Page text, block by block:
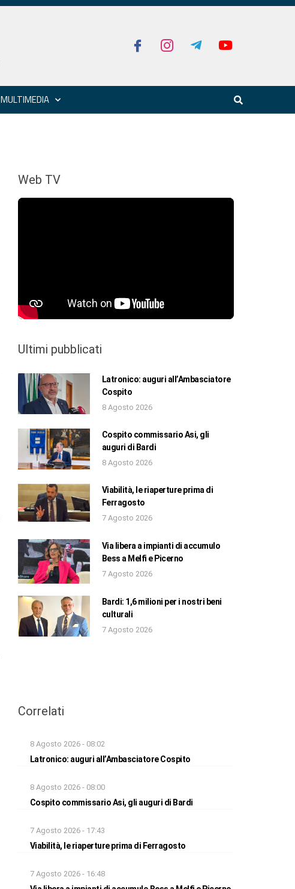
MULTIMEDIA
Web TV
Ultimi pubblicati
Latronico: auguri all’Ambasciatore
Cospito
8 Agosto 2026
Cospito commissario Asi, gli
auguri di Bardi
8 Agosto 2026
Viabilità, le riaperture prima di
Ferragosto
7 Agosto 2026
Via libera a impianti di accumulo
Bess a Melfi e Picerno
7 Agosto 2026
Bardi: 1,6 milioni per i nostri beni
culturali
7 Agosto 2026
Correlati
8 Agosto 2026 - 08:02
Latronico: auguri all’Ambasciatore Cospito
8 Agosto 2026 - 08:00
Cospito commissario Asi, gli auguri di Bardi
7 Agosto 2026 - 17:43
Viabilità, le riaperture prima di Ferragosto
7 Agosto 2026 - 16:48